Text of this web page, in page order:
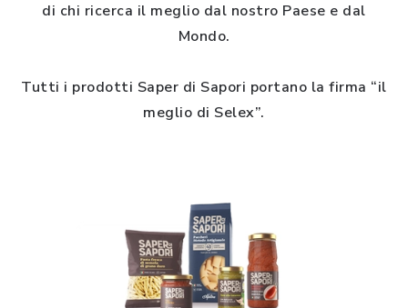
di chi ricerca il meglio dal nostro Paese e dal
Mondo.
Tutti i prodotti Saper di Sapori portano la firma “il
meglio di Selex”.